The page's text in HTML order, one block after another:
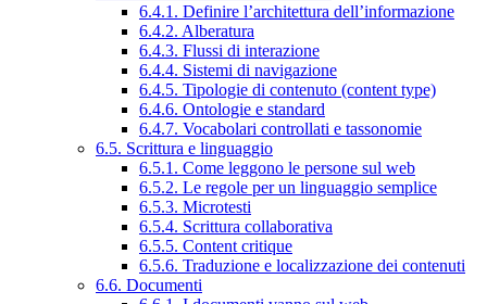
6.4.1. Definire l’architettura dell’informazione
6.4.2. Alberatura
6.4.3. Flussi di interazione
6.4.4. Sistemi di navigazione
6.4.5. Tipologie di contenuto (content type)
6.4.6. Ontologie e standard
6.4.7. Vocabolari controllati e tassonomie
6.5. Scrittura e linguaggio
6.5.1. Come leggono le persone sul web
6.5.2. Le regole per un linguaggio semplice
6.5.3. Microtesti
6.5.4. Scrittura collaborativa
6.5.5. Content critique
6.5.6. Traduzione e localizzazione dei contenuti
6.6. Documenti